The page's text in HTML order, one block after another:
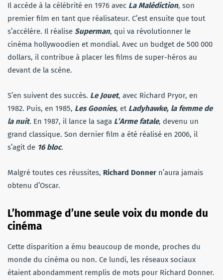
Il accède à la célébrité en 1976 avec La Malédiction, son
premier film en tant que réalisateur. C’est ensuite que tout
s’accélère. Il réalise Superman, qui va révolutionner le
cinéma hollywoodien et mondial. Avec un budget de 500 000
dollars, il contribue à placer les films de super-héros au
devant de la scène.
S’en suivent des succès. Le Jouet, avec Richard Pryor, en
1982. Puis, en 1985, Les Goonies, et Ladyhawke, la femme de
la nuit. En 1987, il lance la saga L’Arme fatale, devenu un
grand classique. Son dernier film a été réalisé en 2006, il
s’agit de 16 bloc.
Malgré toutes ces réussites, Richard Donner n’aura jamais
obtenu d’Oscar.
L’hommage d’une seule voix du monde du
cinéma
Cette disparition a ému beaucoup de monde, proches du
monde du cinéma ou non. Ce lundi, les réseaux sociaux
étaient abondamment remplis de mots pour Richard Donner.